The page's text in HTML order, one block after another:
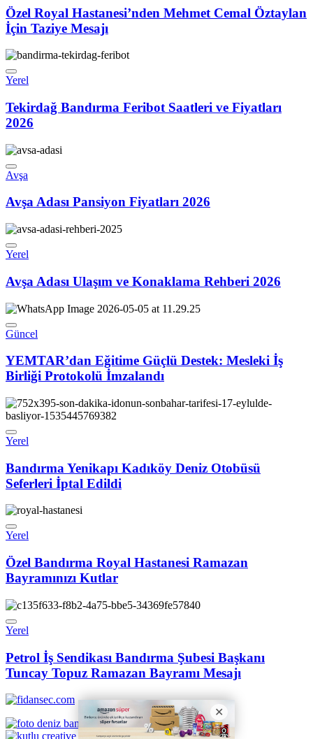
Özel Royal Hastanesi’nden Mehmet Cemal Öztaylan
İçin Taziye Mesajı
Yerel
Tekirdağ Bandırma Feribot Saatleri ve Fiyatları
2026
Avşa
Avşa Adası Pansiyon Fiyatları 2026
Yerel
Avşa Adası Ulaşım ve Konaklama Rehberi 2026
Güncel
YEMTAR’dan Eğitime Güçlü Destek: Mesleki İş
Birliği Protokolü İmzalandı
Yerel
Bandırma Yenikapı Kadıköy Deniz Otobüsü
Seferleri İptal Edildi
Yerel
Özel Bandırma Royal Hastanesi Ramazan
Bayramınızı Kutlar
Yerel
Petrol İş Sendikası Bandırma Şubesi Başkanı
Tuncay Topuz Ramazan Bayramı Mesajı